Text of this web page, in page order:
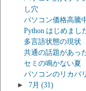
し穴
パソコン価格高騰
Python はじめまし
多言語状態の現状
共通の話題があっ
セミの鳴かない夏
パソコンのリカバリ
►
7月 (31)